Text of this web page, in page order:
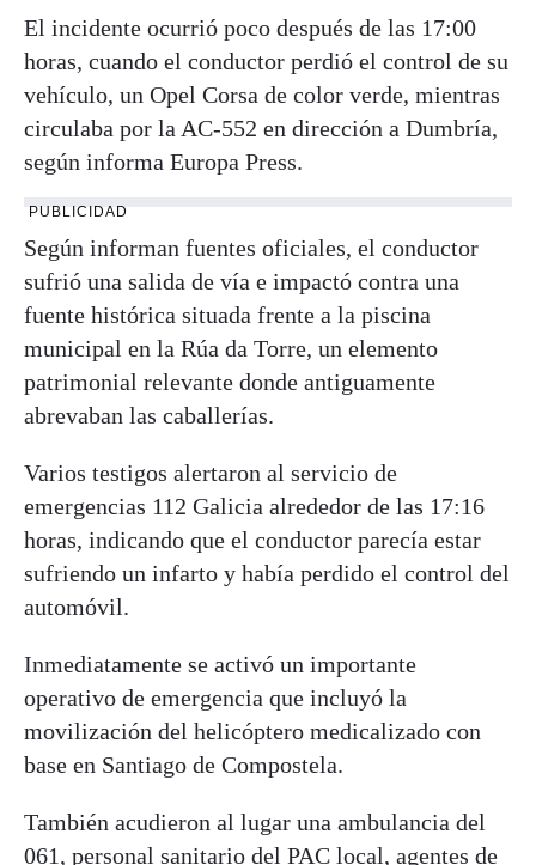
El incidente ocurrió poco después de las 17:00
horas, cuando el conductor perdió el control de su
vehículo, un Opel Corsa de color verde, mientras
circulaba por la AC-552 en dirección a Dumbría,
según informa Europa Press.
PUBLICIDAD
Según informan fuentes oficiales, el conductor
sufrió una salida de vía e impactó contra una
fuente histórica situada frente a la piscina
municipal en la Rúa da Torre, un elemento
patrimonial relevante donde antiguamente
abrevaban las caballerías.
Varios testigos alertaron al servicio de
emergencias 112 Galicia alrededor de las 17:16
horas, indicando que el conductor parecía estar
sufriendo un infarto y había perdido el control del
automóvil.
Inmediatamente se activó un importante
operativo de emergencia que incluyó la
movilización del helicóptero medicalizado con
base en Santiago de Compostela.
También acudieron al lugar una ambulancia del
061, personal sanitario del PAC local, agentes de